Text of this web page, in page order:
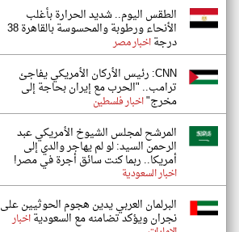
الطقس اليوم.. شديد الحرارة بأغلب
الأنحاء ورطوبة والمحسوسة بالقاهرة 38
درجةاخبار مصر
CNN: رئيس الأركان الأمريكي يفاجئ
ترامب.. "الحرب مع إيران بحاجة إلى
مخرج"اخبار فلسطين
المرشح لمجلس الشيوخ الأمريكي عبد
الرحمن السيد: لو لم يهاجر والدي إلى
أمريكا.. ربما كنت سائق أجرة في مصر!
اخبار السعودية
البرلمان العربي يدين هجوم الحوثيين على
نجران ويؤكد تضامنه مع السعوديةاخبار